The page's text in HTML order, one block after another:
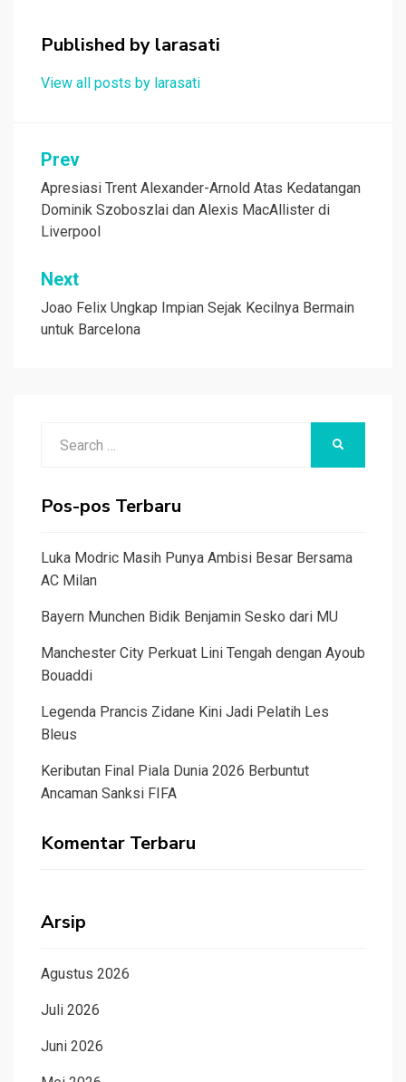
o
k
p
p
Published by larasati
View all posts by larasati
Navigasi
pos
Prev
Apresiasi Trent Alexander-Arnold Atas Kedatangan
Dominik Szoboszlai dan Alexis MacAllister di
Liverpool
Next
Joao Felix Ungkap Impian Sejak Kecilnya Bermain
untuk Barcelona
Pos-pos Terbaru
Luka Modric Masih Punya Ambisi Besar Bersama
AC Milan
Bayern Munchen Bidik Benjamin Sesko dari MU
Manchester City Perkuat Lini Tengah dengan Ayoub
Bouaddi
Legenda Prancis Zidane Kini Jadi Pelatih Les
Bleus
Keributan Final Piala Dunia 2026 Berbuntut
Ancaman Sanksi FIFA
Komentar Terbaru
Arsip
Agustus 2026
Juli 2026
Juni 2026